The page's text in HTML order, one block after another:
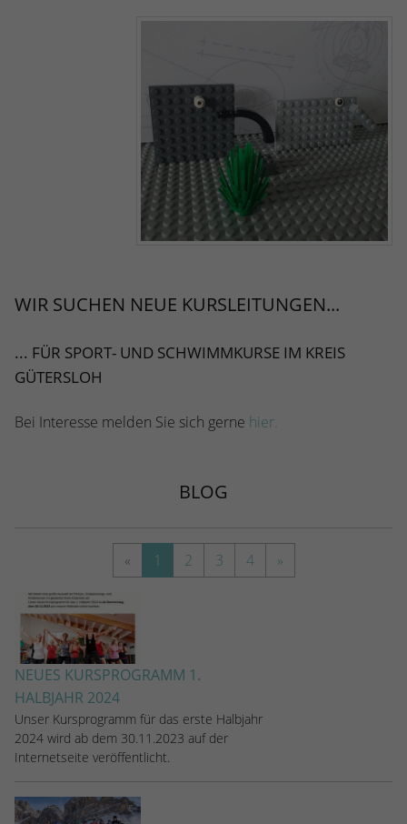
WIR SUCHEN NEUE KURSLEITUNGEN...
... FÜR SPORT- UND SCHWIMMKURSE IM KREIS
GÜTERSLOH
Bei Interesse melden Sie sich gerne hier.
BLOG
« 1 2 3 4 »
NEUES KURSPROGRAMM 1.
HALBJAHR 2024
Unser Kursprogramm für das erste Halbjahr
2024 wird ab dem 30.11.2023 auf der
Internetseite veröffentlicht.